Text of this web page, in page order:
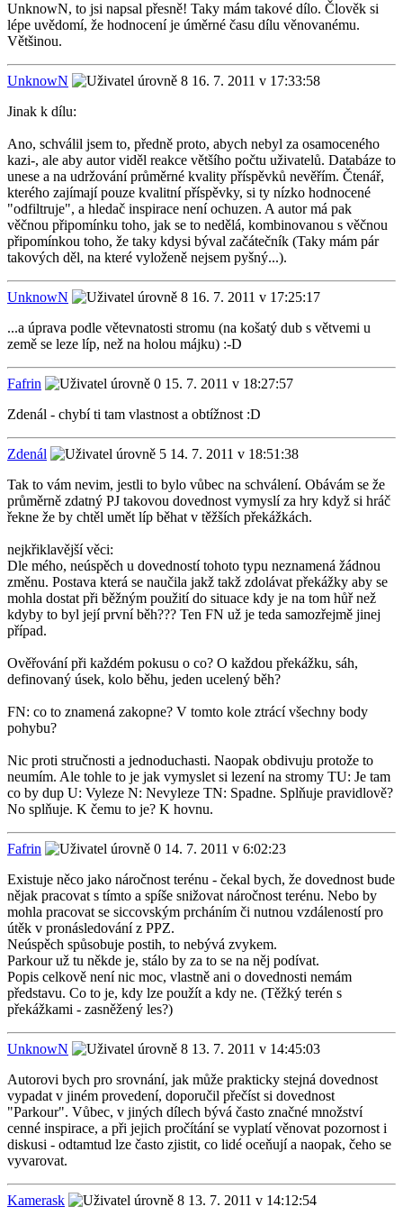
UnknowN, to jsi napsal přesně! Taky mám takové dílo. Člověk si
lépe uvědomí, že hodnocení je úměrné času dílu věnovanému.
Většinou.
UnknowN
16. 7. 2011 v 17:33:58
Jinak k dílu:
Ano, schválil jsem to, předně proto, abych nebyl za osamoceného
kazi-, ale aby autor viděl reakce většího počtu uživatelů. Databáze to
unese a na udržování průměrné kvality příspěvků nevěřím. Čtenář,
kterého zajímají pouze kvalitní příspěvky, si ty nízko hodnocené
"odfiltruje", a hledač inspirace není ochuzen. A autor má pak
věčnou připomínku toho, jak se to nedělá, kombinovanou s věčnou
připomínkou toho, že taky kdysi býval začátečník (Taky mám pár
takových děl, na které vyloženě nejsem pyšný...).
UnknowN
16. 7. 2011 v 17:25:17
...a úprava podle větevnatosti stromu (na košatý dub s větvemi u
země se leze líp, než na holou májku) :-D
Fafrin
15. 7. 2011 v 18:27:57
Zdenál - chybí ti tam vlastnost a obtížnost :D
Zdenál
14. 7. 2011 v 18:51:38
Tak to vám nevim, jestli to bylo vůbec na schválení. Obávám se že
průměrně zdatný PJ takovou dovednost vymyslí za hry když si hráč
řekne že by chtěl umět líp běhat v těžších překážkách.
nejkřiklavější věci:
Dle mého, neúspěch u dovedností tohoto typu neznamená žádnou
změnu. Postava která se naučila jakž takž zdolávat překážky aby se
mohla dostat při běžným použití do situace kdy je na tom hůř než
kdyby to byl její první běh??? Ten FN už je teda samozřejmě jinej
případ.
Ověřování při každém pokusu o co? O každou překážku, sáh,
definovaný úsek, kolo běhu, jeden ucelený běh?
FN: co to znamená zakopne? V tomto kole ztrácí všechny body
pohybu?
Nic proti stručnosti a jednoduchasti. Naopak obdivuju protože to
neumím. Ale tohle to je jak vymyslet si lezení na stromy TU: Je tam
co by dup U: Vyleze N: Nevyleze TN: Spadne. Splňuje pravidlově?
No splňuje. K čemu to je? K hovnu.
Fafrin
14. 7. 2011 v 6:02:23
Existuje něco jako náročnost terénu - čekal bych, že dovednost bude
nějak pracovat s tímto a spíše snižovat náročnost terénu. Nebo by
mohla pracovat se siccovským prcháním či nutnou vzdáleností pro
útěk v pronásledování z PPZ.
Neúspěch spůsobuje postih, to nebývá zvykem.
Parkour už tu někde je, stálo by za to se na něj podívat.
Popis celkově není nic moc, vlastně ani o dovednosti nemám
představu. Co to je, kdy lze použít a kdy ne. (Těžký terén s
překážkami - zasněžený les?)
UnknowN
13. 7. 2011 v 14:45:03
Autorovi bych pro srovnání, jak může prakticky stejná dovednost
vypadat v jiném provedení, doporučil přečíst si dovednost
"Parkour". Vůbec, v jiných dílech bývá často značné množství
cenné inspirace, a při jejich pročítání se vyplatí věnovat pozornost i
diskusi - odtamtud lze často zjistit, co lidé oceňují a naopak, čeho se
vyvarovat.
Kamerask 13. 7. 2011 v 14:12:54